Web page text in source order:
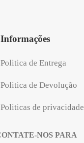
Informações
Politica de Entrega
Politica de Devolução
Politicas de privacidade
NOS PARA